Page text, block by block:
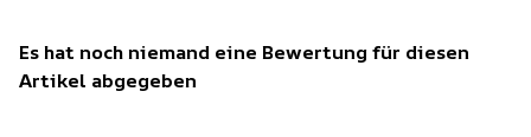
Es hat noch niemand eine Bewertung für diesen
Artikel abgegeben